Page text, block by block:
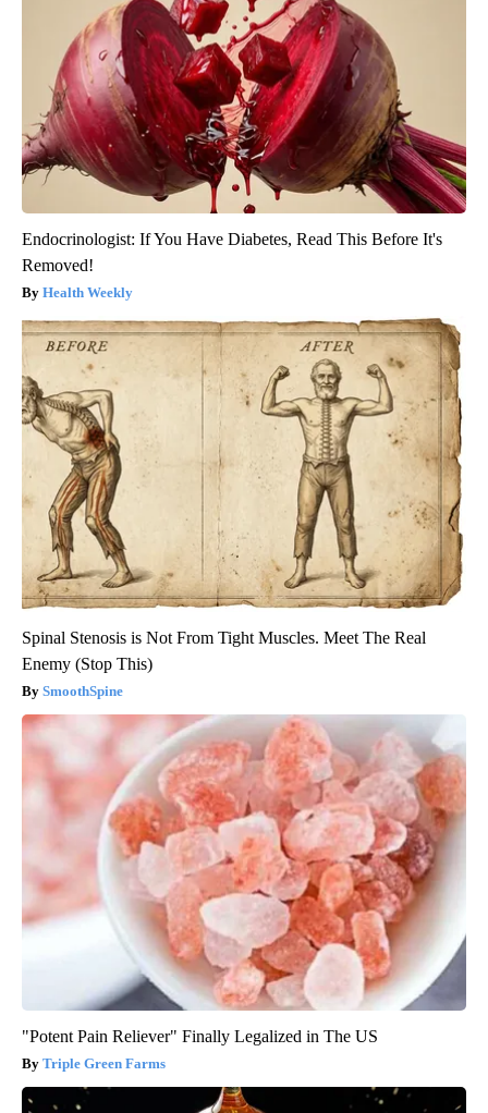
Endocrinologist: If You Have Diabetes, Read This Before It's
Removed!
Health Weekly
Spinal Stenosis is Not From Tight Muscles. Meet The Real
Enemy (Stop This)
SmoothSpine
"Potent Pain Reliever" Finally Legalized in The US
Triple Green Farms